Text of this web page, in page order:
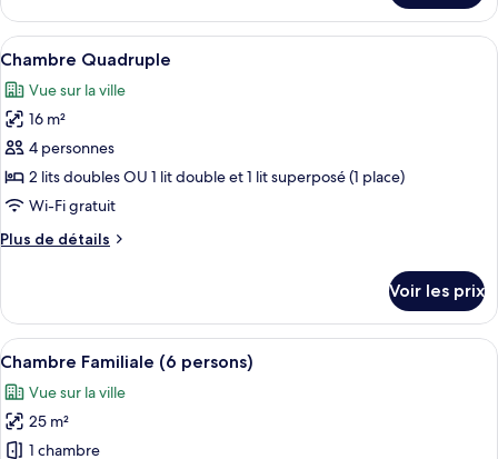
lits
jumeaux
(1
Bunkbed)
le
type
de
Chambre
avec
lits
jumeaux
(1
Bunkbed)
Afficher
toutes
les
photos
pour
ce
type
chambre :
Une chambre d’hôtel avec deux
12
Chambre Quadruple
Vue sur la ville
16 m²
4 personnes
2 lits doubles OU 1 lit double et 1 lit superposé (1 place)
Wi-Fi gratuit
Plus de détails
Plus
le
type
de
Chambre
Quadruple
Voir les prix
Afficher
toutes
les
photos
pour
Une chambre moderne avec deux
9
Chambre Familiale (6 persons)
Vue sur la ville
25 m²
1 chambre